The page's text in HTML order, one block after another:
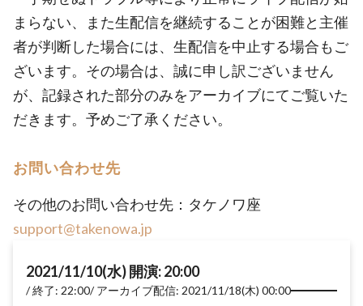
まらない、また生配信を継続することが困難と主催
者が判断した場合には、生配信を中止する場合もご
ざいます。その場合は、誠に申し訳ございません
が、記録された部分のみをアーカイブにてご覧いた
だきます。予めご了承ください。
お問い合わせ先
その他のお問い合わせ先：タケノワ座
support@takenowa.jp
2021/11/10(水) 開演: 20:00
終了: 22:00 アーカイブ配信: 2021/11/18(木) 00:00